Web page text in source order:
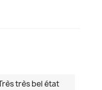
très bel état